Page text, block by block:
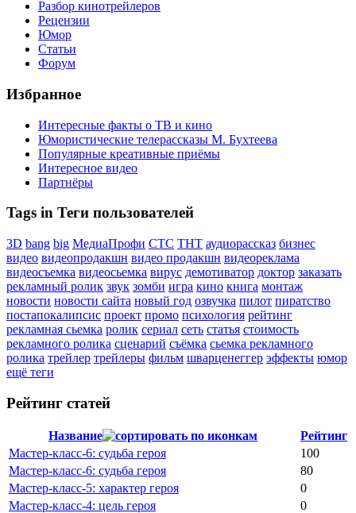
Разбор кинотрейлеров
Рецензии
Юмор
Статьи
Форум
Избранное
Интересные факты о ТВ и кино
Юмористические телерассказы М. Бухтеева
Популярные креативные приёмы
Интересное видео
Партнёры
Tags in Теги пользователей
3D bang big МедиаПрофи СТС ТНТ аудиорассказ бизнес
видео видеопродакшн видео продакшн видеореклама
видеосъемка видеосьемка вирус демотиватор доктор заказать
рекламный ролик звук зомби игра кино книга монтаж
новости новости сайта новый год озвучка пилот пиратство
постапокалипсис проект промо психология рейтинг
рекламная сьемка ролик сериал сеть статья стоимость
рекламного ролика сценарий съёмка сьемка рекламного
ролика трейлер трейлеры фильм шварценеггер эффекты юмор
ещё теги
Рейтинг статей
Название
Рейтинг
Мастер-класс-6: судьба героя
100
Мастер-класс-6: судьба героя
80
Мастер-класс-5: характер героя
0
Мастер-класс-4: цель героя
0